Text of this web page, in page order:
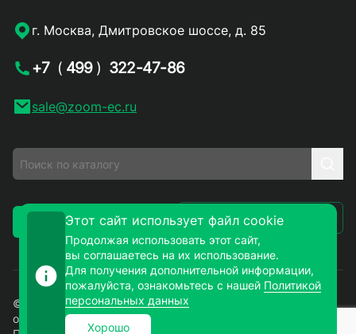
г. Москва, Дмитровское шоссе, д. 85
+7 ( 499 ) 322-47-86
sale@zoom-ec.ru
Заказать звонок Написать письмо
© 2026. ЗУМ-СМД – продажа электронных компонентов
оптом и в розницу. Все права защищены.
Этот сайт использует файл cookie
Продолжая использовать этот сайт,
вы соглашаетесь на их использование.
Для получения дополнительной информации,
пожалуйста, ознакомьтесь с нашей Политикой
персональных данных
Хорошо